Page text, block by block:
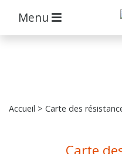
Menu
Accueil > Carte des
Carte